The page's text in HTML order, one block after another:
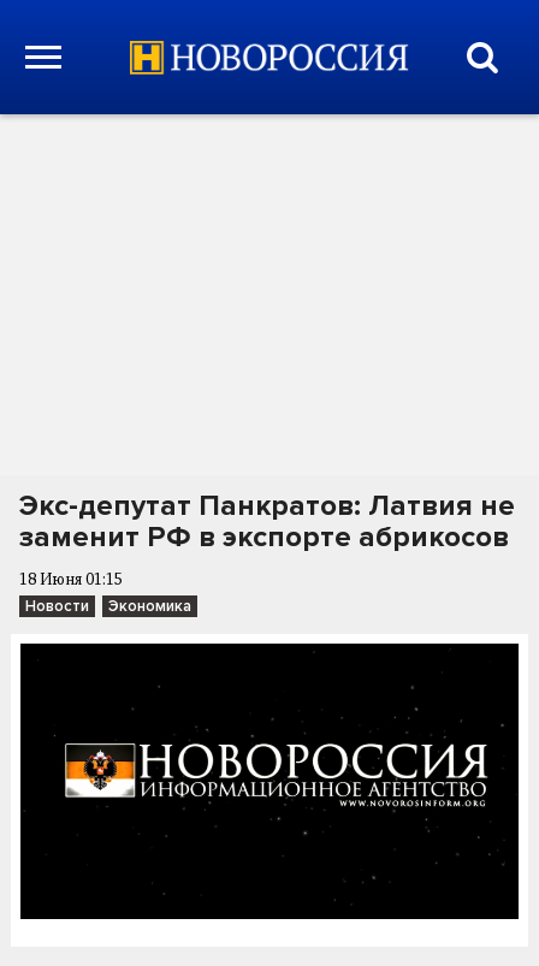
Экс-депутат Панкратов: Латвия не
заменит РФ в экспорте абрикосов
18 Июня 01:15
Новости Экономика